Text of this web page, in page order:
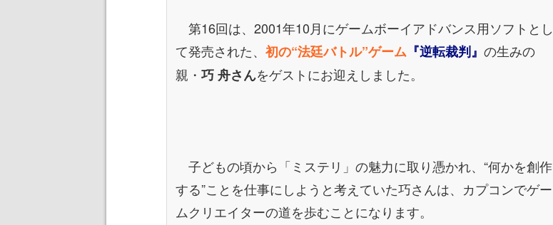
第16回は、2001年10月にゲームボーイアドバンス用ソフトとし
て発売された、 初の“法廷バトル”ゲーム 『逆転裁判』 の生みの
親・ 巧 舟さんをゲストにお迎えしました。
子どもの頃から「ミステリ」の魅力に取り憑かれ、“何かを創作
する”ことを仕事にしようと考えていた巧さんは、カプコンでゲー
ムクリエイターの道を歩むことになります。